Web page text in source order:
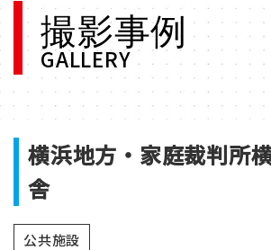
撮影事例
GALLERY
横浜地方・家庭裁判所
舎
公共施設